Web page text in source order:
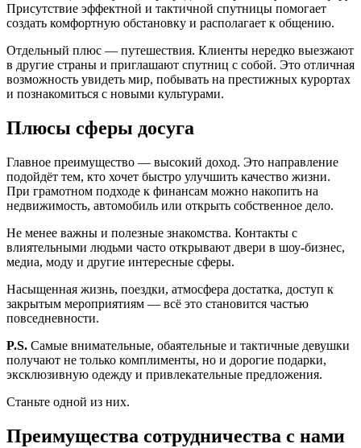
Присутствие эффектной и тактичной спутницы помогает
создать комфортную обстановку и располагает к общению.
Отдельный плюс — путешествия. Клиенты нередко выезжают
в другие страны и приглашают спутниц с собой. Это отличная
возможность увидеть мир, побывать на престижных курортах
и познакомиться с новыми культурами.
Плюсы сферы досуга
Главное преимущество — высокий доход. Это направление
подойдёт тем, кто хочет быстро улучшить качество жизни.
При грамотном подходе к финансам можно накопить на
недвижимость, автомобиль или открыть собственное дело.
Не менее важны и полезные знакомства. Контакты с
влиятельными людьми часто открывают двери в шоу-бизнес,
медиа, моду и другие интересные сферы.
Насыщенная жизнь, поездки, атмосфера достатка, доступ к
закрытым мероприятиям — всё это становится частью
повседневности.
P.S. Самые внимательные, обаятельные и тактичные девушки
получают не только комплименты, но и дорогие подарки,
эксклюзивную одежду и привлекательные предложения.
Станьте одной из них.
Преимущества сотрудничества с нами